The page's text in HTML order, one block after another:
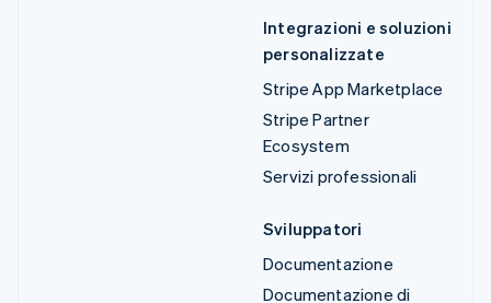
Integrazioni e soluzioni
personalizzate
Stripe App Marketplace
Stripe Partner
Ecosystem
Servizi professionali
Sviluppatori
Documentazione
Documentazione di